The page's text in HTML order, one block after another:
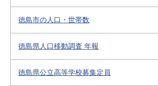
徳島市の人口・世帯数
徳島県人口移動調査 年報
徳島県公立高等学校募集定員